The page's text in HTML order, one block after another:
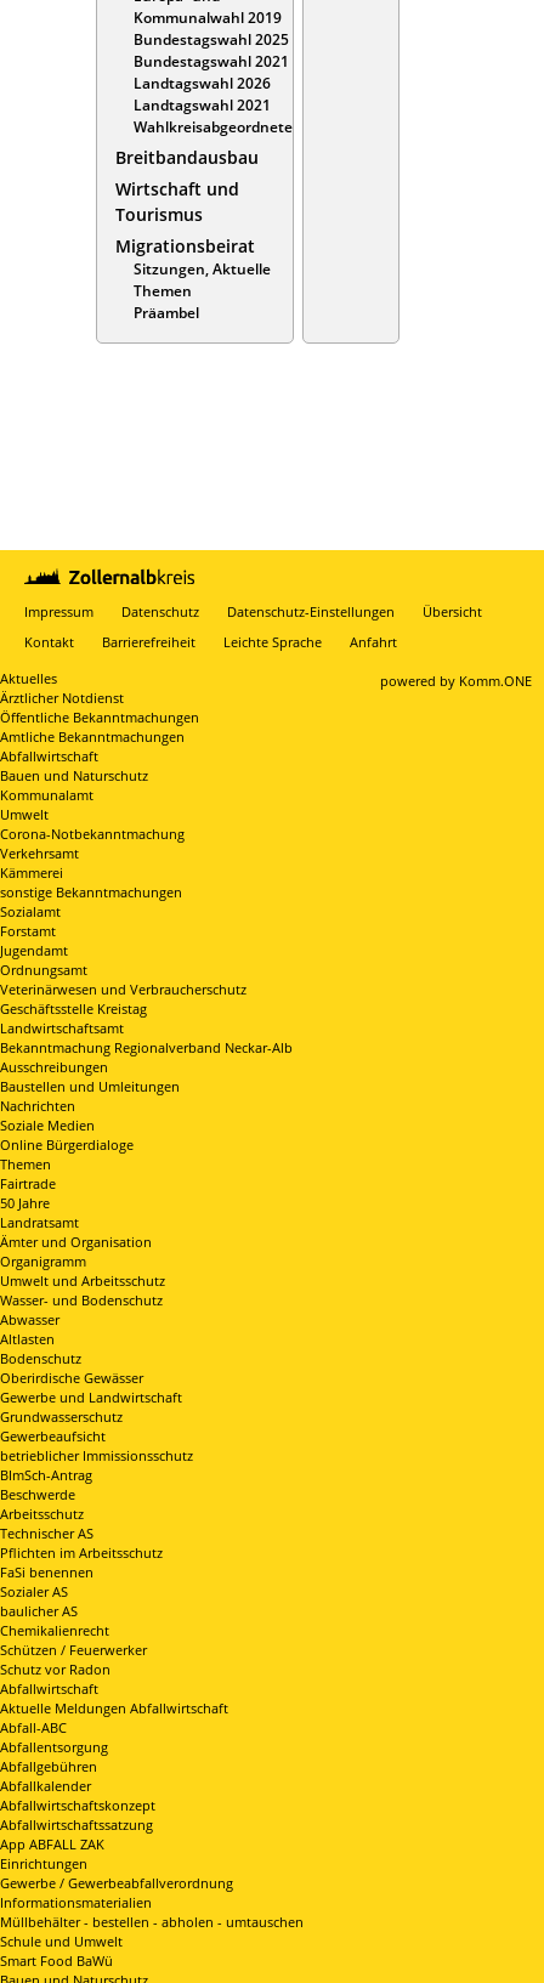
Kommunalwahl 2019
Bundestagswahl 2025
Bundestagswahl 2021
Landtagswahl 2026
Landtagswahl 2021
Wahlkreisabgeordnete
Breitbandausbau
Wirtschaft und
Tourismus
Migrationsbeirat
Sitzungen, Aktuelle
Themen
Präambel
Impressum Datenschutz Datenschutz-Einstellungen
Übersicht
Kontakt
Barrierefreiheit Leichte Sprache Anfahrt
powered by Komm.ONE
Aktuelles
Ärztlicher Notdienst
Öffentliche Bekanntmachungen
Amtliche Bekanntmachungen
Abfallwirtschaft
Bauen und Naturschutz
Kommunalamt
Umwelt
Corona-Notbekanntmachung
Verkehrsamt
Kämmerei
sonstige Bekanntmachungen
Sozialamt
Forstamt
Jugendamt
Ordnungsamt
Veterinärwesen und Verbraucherschutz
Geschäftsstelle Kreistag
Landwirtschaftsamt
Bekanntmachung Regionalverband Neckar-Alb
Ausschreibungen
Baustellen und Umleitungen
Nachrichten
Soziale Medien
Online Bürgerdialoge
Themen
Fairtrade
50 Jahre
Landratsamt
Ämter und Organisation
Organigramm
Umwelt und Arbeitsschutz
Wasser- und Bodenschutz
Abwasser
Altlasten
Bodenschutz
Oberirdische Gewässer
Gewerbe und Landwirtschaft
Grundwasserschutz
Gewerbeaufsicht
betrieblicher Immissionsschutz
BImSch-Antrag
Beschwerde
Arbeitsschutz
Technischer AS
Pflichten im Arbeitsschutz
FaSi benennen
Sozialer AS
baulicher AS
Chemikalienrecht
Schützen / Feuerwerker
Schutz vor Radon
Abfallwirtschaft
Aktuelle Meldungen Abfallwirtschaft
Abfall-ABC
Abfallentsorgung
Abfallgebühren
Abfallkalender
Abfallwirtschaftskonzept
Abfallwirtschaftssatzung
App ABFALL ZAK
Einrichtungen
Gewerbe / Gewerbeabfallverordnung
Informationsmaterialien
Müllbehälter - bestellen - abholen - umtauschen
Schule und Umwelt
Smart Food BaWü